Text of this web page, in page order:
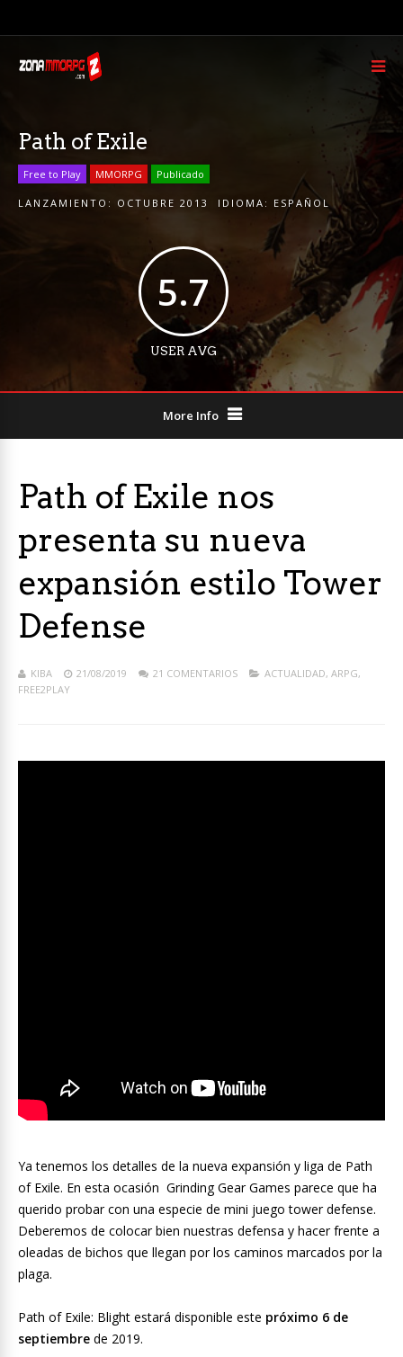
Path of Exile
Free to Play MMORPG Publicado
LANZAMIENTO: OCTUBRE 2013 IDIOMA: ESPAÑOL
5.7
USER AVG
More Info
Path of Exile nos
presenta su nueva
expansión estilo Tower
Defense
KIBA 21/08/2019 21 COMENTARIOS ACTUALIDAD, ARPG,
FREE2PLAY
Ya tenemos los detalles de la nueva expansión y liga de Path
of Exile. En esta ocasión Grinding Gear Games parece que ha
querido probar con una especie de mini juego tower defense.
Deberemos de colocar bien nuestras defensa y hacer frente a
oleadas de bichos que llegan por los caminos marcados por la
plaga.
Path of Exile: Blight estará disponible este próximo 6 de
septiembre de 2019.